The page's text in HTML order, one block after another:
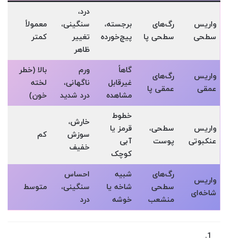
واریس
سطحی
رگ‌های
سطحی پا
برجسته،
پیچ‌خورده
درد،
سنگینی،
تغییر
ظاهر
معمولاً
کمتر
واریس
عمقی
رگ‌های
عمقی پا
گاهاً
غیرقابل
مشاهده
ورم
ناگهانی،
درد شدید
بالا (خطر
لخته
خون)
واریس
عنکبوتی
سطحی،
پوست
خطوط
قرمز یا
آبی
کوچک
خارش،
سوزش
خفیف
کم
واریس
شاخه‌ای
رگ‌های
سطحی
منشعب
شبیه
شاخه یا
خوشه
احساس
سنگینی،
درد
متوسط